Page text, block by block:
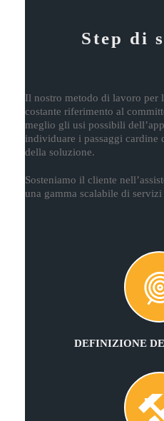
Step di
Il nostro metodo di lavoro per
costante riferimento al
meglio gli usi possibili
individuare i passaggi cardine
della soluzione.
Sosteniamo il cliente
una gamma scalabile di
DEFINIZIONE